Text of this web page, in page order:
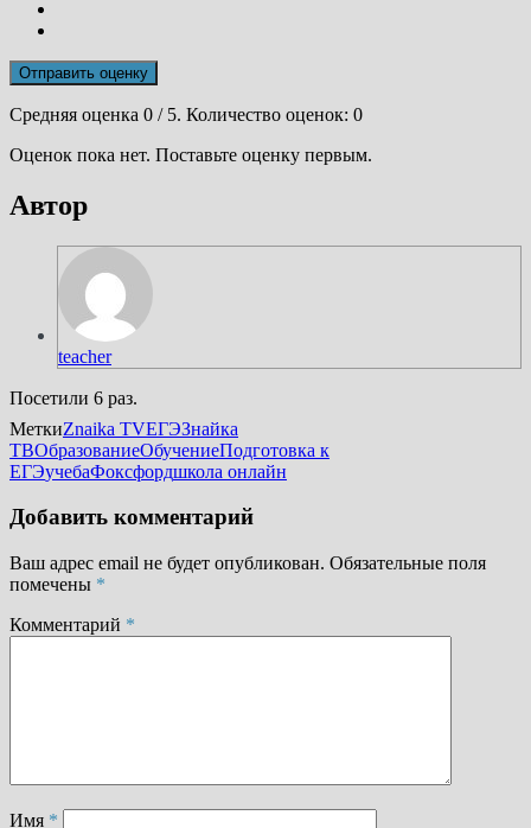
Отправить оценку
Средняя оценка 0 / 5. Количество оценок: 0
Оценок пока нет. Поставьте оценку первым.
Автор
teacher
Посетили 6 раз.
МеткиZnaika TVЕГЭЗнайка
ТВОбразованиеОбучениеПодготовка к
ЕГЭучебаФоксфордшкола онлайн
Добавить комментарий
Ваш адрес email не будет опубликован. Обязательные поля
помечены *
Комментарий *
Имя *